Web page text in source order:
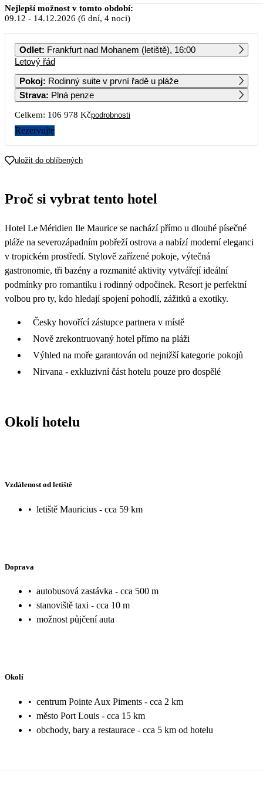
Prosinec 2026
PO ÚT ST ČT PÁ SO NE
73 289 59 539 63 239 55 709 58 839 76 939
7 8 13
14
64 949
21
96 469
22
105 219
120 469 123 899 94 949 87 019
Nejlepší možnost v tomto období:
09.12 - 14.12.2026 (6 dní, 4 noci)
Odlet: Frankfurt nad Mohanem (letiště), 16:00
Letový řád
Pokoj:
Rodinný suite v první řadě u pláže
Strava: Plná penze
Celkem: 106 978 Kčpodrobnosti
Rezervujte
uložit do oblíbených
Proč si vybrat tento hotel
Hotel Le Méridien Ile Maurice se nachází přímo u dlouhé písečné
pláže na severozápadním pobřeží ostrova a nabízí moderní eleganci
v tropickém prostředí. Stylově zařízené pokoje, výtečná
gastronomie, tři bazény a rozmanité aktivity vytvářejí ideální
podmínky pro romantiku i rodinný odpočinek. Resort je perfektní
volbou pro ty, kdo hledají spojení pohodlí, zážitků a exotiky.
Česky hovořící zástupce partnera v místě
Nově zrekontruovaný hotel přímo na pláži
Výhled na moře garantován od nejnižší kategorie pokojů
Nirvana - exkluzivní část hotelu pouze pro dospělé
Okolí hotelu
Vzdálenost od letiště
• letiště Mauricius - cca 59 km
Doprava
• autobusová zastávka - cca 500 m
• stanoviště taxi - cca 10 m
• možnost půjčení auta
Okolí
• centrum Pointe Aux Piments - cca 2 km
• město Port Louis - cca 15 km
• obchody, bary a restaurace - cca 5 km od hotelu